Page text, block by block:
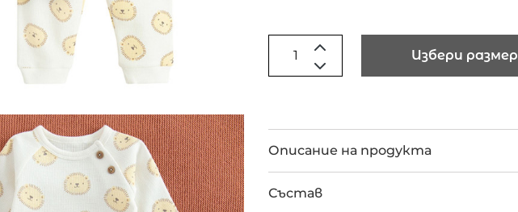
Избери размер
Описание на продукта
Състав